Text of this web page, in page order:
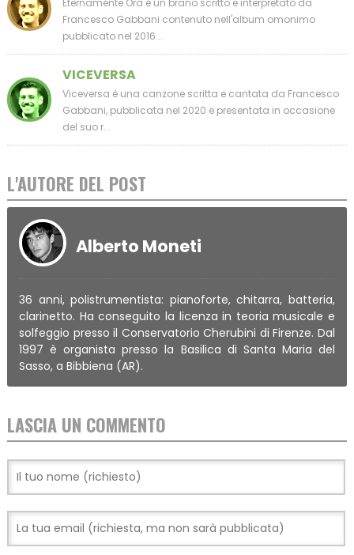
Eternamente Ora è un brano scritto e interpretato da
Francesco Gabbani contenuto nell'album omonimo
pubblicato nel 2016...
VICEVERSA
Viceversa è una canzone scritta e cantata da Francesco
Gabbani, pubblicata nel 2020 e presentata in occasione
del suo r...
L'AUTORE DEL POST
Alberto Moneti
36 anni, polistrumentista: pianoforte, chitarra, batteria,
clarinetto. Ha conseguito la licenza in teoria musicale e
solfeggio presso il Conservatorio Cherubini di Firenze. Dal
1997 è organista presso la Basilica di Santa Maria del
Sasso, a Bibbiena (AR).
LASCIA UN COMMENTO